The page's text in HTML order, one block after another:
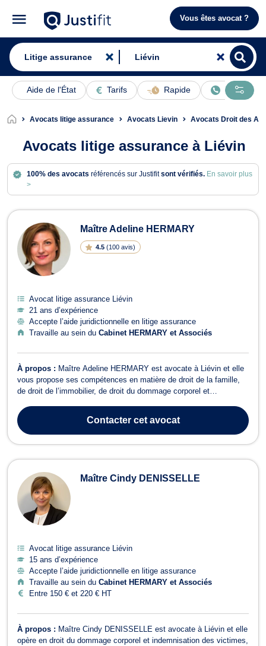
Vous êtes avocat ?
Aide de l'État Tarifs Rapide En ligne
Avocats litige assurance Avocats Lievin Avocats Droit des
Avocats litige assurance à Liévin
100% des avocats référencés sur Justifitsont vérifiés. En savoir plus
>
Avocats en litige assurance à Liévin
Maître Adeline HERMARY
4.5 (100 avis)
Avocat litige assurance Liévin
21 ans d’expérience
Accepte l’aide juridictionnelle en litige assurance
Travaille au sein du Cabinet HERMARY et Associés
À propos : Maître Adeline HERMARY est avocate à Liévin et elle
vous propose ses compétences en matière de droit de la famille,
de droit de l’immobilier, de droit du dommage corporel et
bancaire. En droit de la famille, Maître Adeline HERMARY vous
assiste pour toutes les p...Contactercet avocat
Maître Cindy DENISSELLE
Avocat litige assurance Liévin
15 ans d’expérience
Accepte l’aide juridictionnelle en litige assurance
Travaille au sein du Cabinet HERMARY et Associés
Entre 150 € et 220 € HT
À propos : Maître Cindy DENISSELLE est avocate à Liévin et elle
opère en droit du dommage corporel et indemnisation des victimes,